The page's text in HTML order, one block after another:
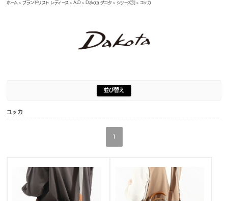
ホーム >ブランドリスト レディース >A-D> Dakota ダコタ > シリーズ別 > ユッカ
並び替え
ユッカ
1